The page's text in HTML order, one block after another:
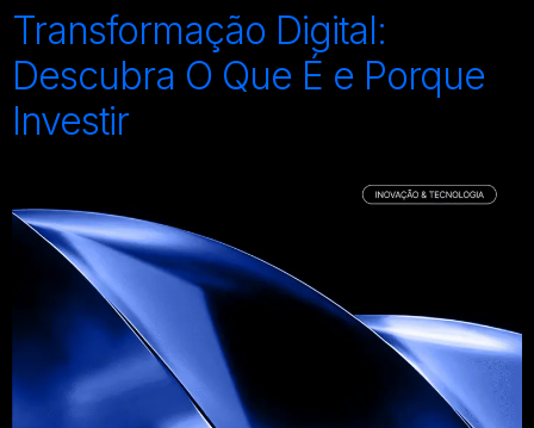
Transformação Digital:
Descubra O Que É e Porque
Investir